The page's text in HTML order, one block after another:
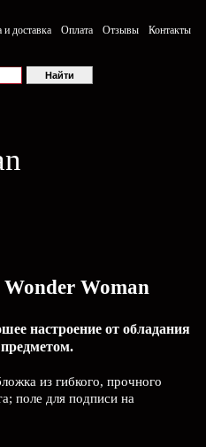
и доставка Оплата Отзывы
Контакты
Woman
настроение от обладания
из гибкого, прочного
поле для подписи на